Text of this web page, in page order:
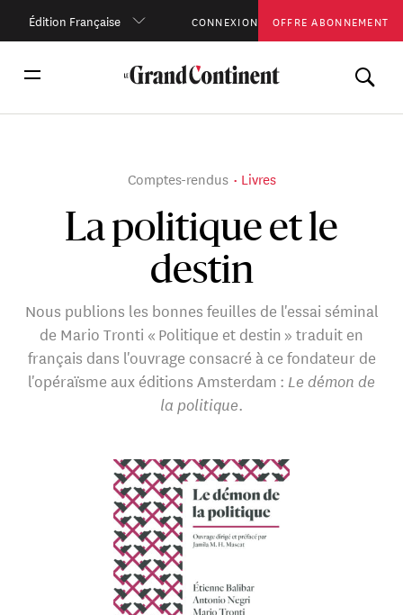
Édition Française CONNEXION OFFRE ABONNEMENT
La politique et le
destin
Nous publions les bonnes feuilles de l'essai séminal
de Mario Tronti « Politique et destin » traduit en
français dans l'ouvrage consacré à ce fondateur de
l'opéraïsme aux éditions Amsterdam : Le démon de
la politique.
Comptes-rendus Livres